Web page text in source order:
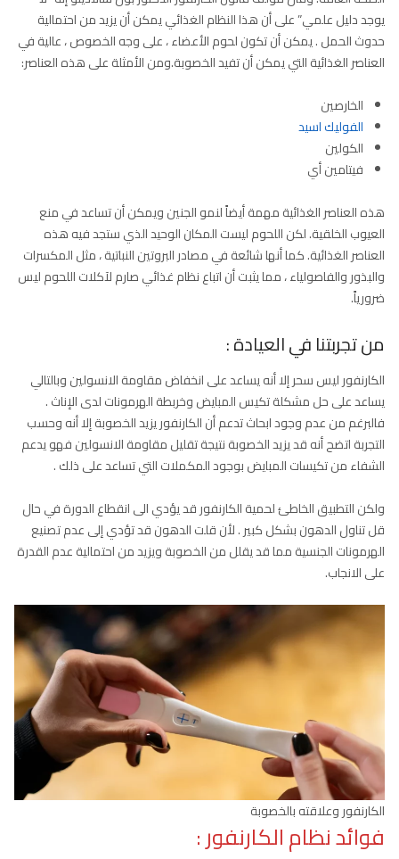
يوجد دليل علمي” على أن هذا النظام الغذائي يمكن أن يزيد من احتمالية
حدوث الحمل . يمكن أن تكون لحوم الأعضاء ، على وجه الخصوص ، عالية في
العناصر الغذائية التي يمكن أن تفيد الخصوبة.ومن الأمثلة على هذه العناصر:
الخارصين
الفوليك اسيد
الكولين
فيتامين أي
هذه العناصر الغذائية مهمة أيضاً لنمو الجنين ويمكن أن تساعد في منع
العيوب الخلقية. لكن اللحوم ليست المكان الوحيد الذي ستجد فيه هذه
العناصر الغذائية. كما أنها شائعة في مصادر البروتين النباتية ، مثل المكسرات
والبذور والفاصولياء ، مما يثبت أن اتباع نظام غذائي صارم لآكلات اللحوم ليس
ضرورياً.
من تجربتنا في العيادة :
الكارنفور ليس سحر إلا أنه يساعد على انخفاض مقاومة الانسولين وبالتالي
يساعد على حل مشكلة تكيس المبايض وخربطة الهرمونات لدى الإناث .
فالبرغم من عدم وجود ابحاث تدعم أن الكارنفور يزيد الخصوبة إلا أنه وحسب
التجربة اتضح أنه قد يزيد الخصوبة نتيجة تقليل مقاومة الانسولين فهو يدعم
الشفاء من تكيسات المبايض بوجود المكملات التي تساعد على ذلك .
ولكن التطبيق الخاطئ لحمية الكارنفور قد يؤدي الى انقطاع الدورة في حال
قل تناول الدهون بشكل كبير . لأن قلت الدهون قد تؤدي إلى عدم تصنيع
الهرمونات الجنسية مما قد يقلل من الخصوبة ويزيد من احتمالية عدم القدرة
على الانجاب.
الكارنفور وعلاقته بالخصوبة
فوائد نظام الكارنفور :